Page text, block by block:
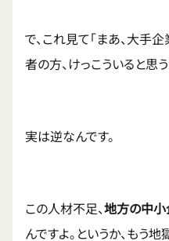
で、これ見て「まあ、大手
者の方、けっこういると思
実は逆なんです。
この人材不足、地方の中
んですよ。というか、もう